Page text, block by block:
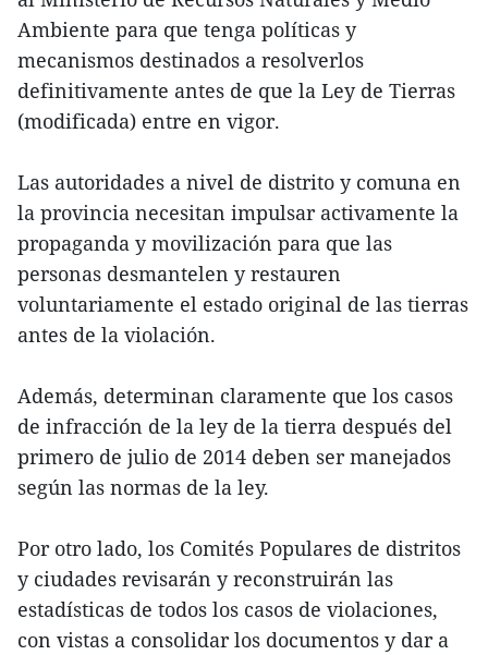
Ambiente para que tenga políticas y
mecanismos destinados a resolverlos
definitivamente antes de que la Ley de Tierras
(modificada) entre en vigor.
Las autoridades a nivel de distrito y comuna en
la provincia necesitan impulsar activamente la
propaganda y movilización para que las
personas desmantelen y restauren
voluntariamente el estado original de las tierras
antes de la violación.
Además, determinan claramente que los casos
de infracción de la ley de la tierra después del
primero de julio de 2014 deben ser manejados
según las normas de la ley.
Por otro lado, los Comités Populares de distritos
y ciudades revisarán y reconstruirán las
estadísticas de todos los casos de violaciones,
con vistas a consolidar los documentos y dar a